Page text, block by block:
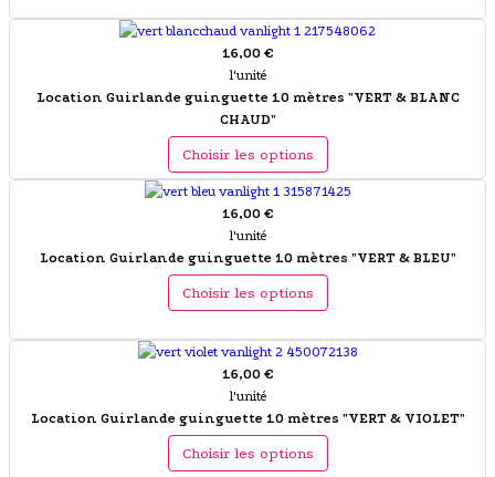
16,00 €
l'unité
Location Guirlande guinguette 10 mètres "VERT & BLANC
CHAUD"
Choisir les options
16,00 €
l'unité
Location Guirlande guinguette 10 mètres "VERT & BLEU"
Choisir les options
16,00 €
l'unité
Location Guirlande guinguette 10 mètres "VERT & VIOLET"
Choisir les options